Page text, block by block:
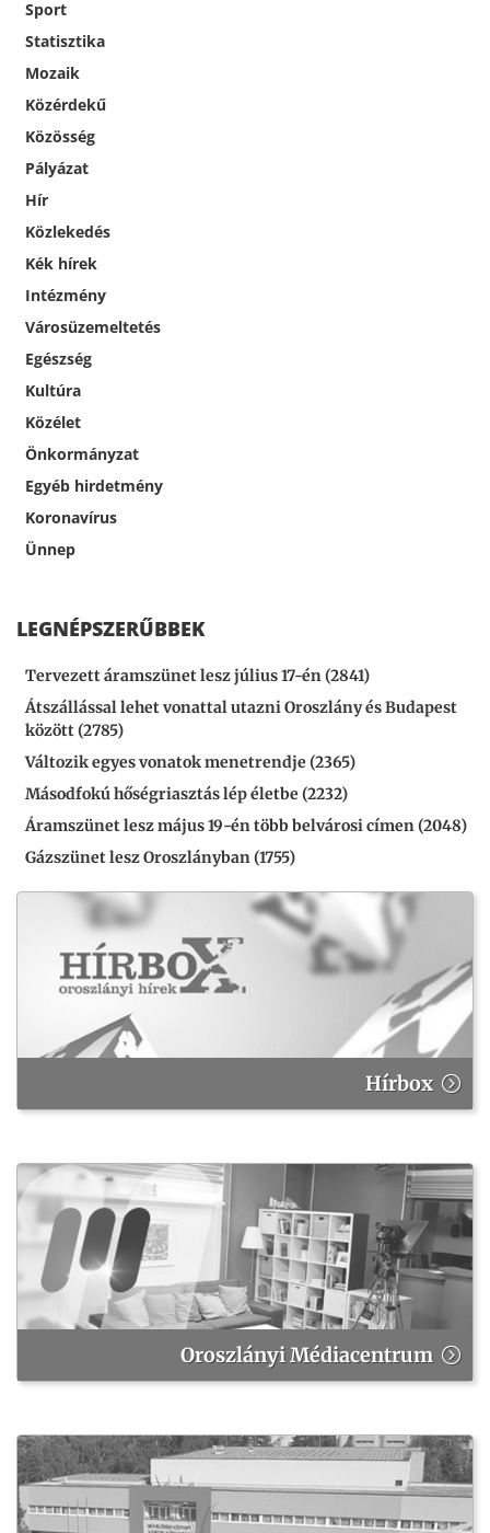
Sport
Statisztika
Mozaik
Közérdekű
Közösség
Pályázat
Hír
Közlekedés
Kék hírek
Intézmény
Városüzemeltetés
Egészség
Kultúra
Közélet
Önkormányzat
Egyéb hirdetmény
Koronavírus
Ünnep
LEGNÉPSZERŰBBEK
Tervezett áramszünet lesz július 17-én (2841)
Átszállással lehet vonattal utazni Oroszlány és Budapest
között (2785)
Változik egyes vonatok menetrendje (2365)
Másodfokú hőségriasztás lép életbe (2232)
Áramszünet lesz május 19-én több belvárosi címen (2048)
Gázszünet lesz Oroszlányban (1755)
Hírbox
Oroszlányi Médiacentrum